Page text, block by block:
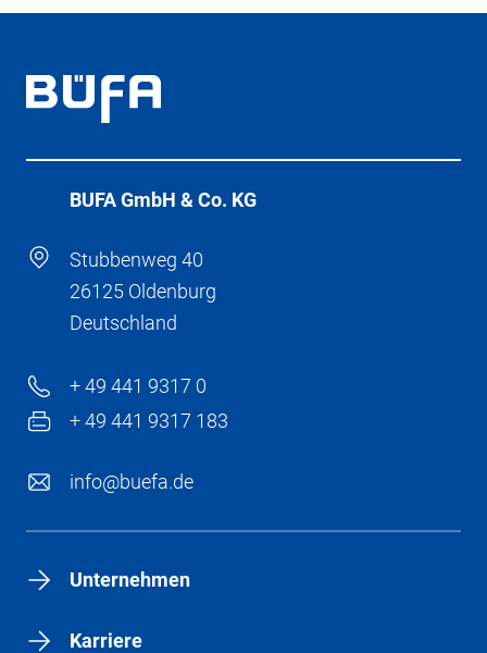
BÜFA GmbH & Co. KG
Stubbenweg 40
26125 Oldenburg
Deutschland
+ 49 441 9317 0
+ 49 441 9317 183
info@buefa.de
Unternehmen
Karriere